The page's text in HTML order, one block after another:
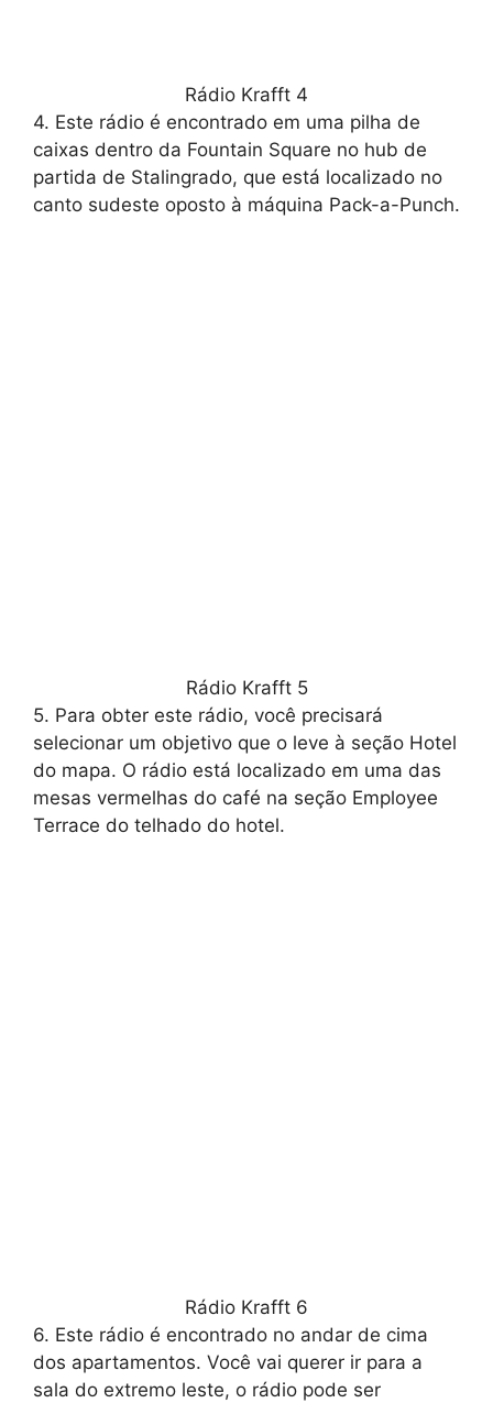
Rádio Krafft 4
4. Este rádio é encontrado em uma pilha de
caixas dentro da Fountain Square no hub de
partida de Stalingrado, que está localizado no
canto sudeste oposto à máquina Pack-a-Punch.
Rádio Krafft 5
5. Para obter este rádio, você precisará
selecionar um objetivo que o leve à seção Hotel
do mapa. O rádio está localizado em uma das
mesas vermelhas do café na seção Employee
Terrace do telhado do hotel.
Rádio Krafft 6
6. Este rádio é encontrado no andar de cima
dos apartamentos. Você vai querer ir para a
sala do extremo leste, o rádio pode ser